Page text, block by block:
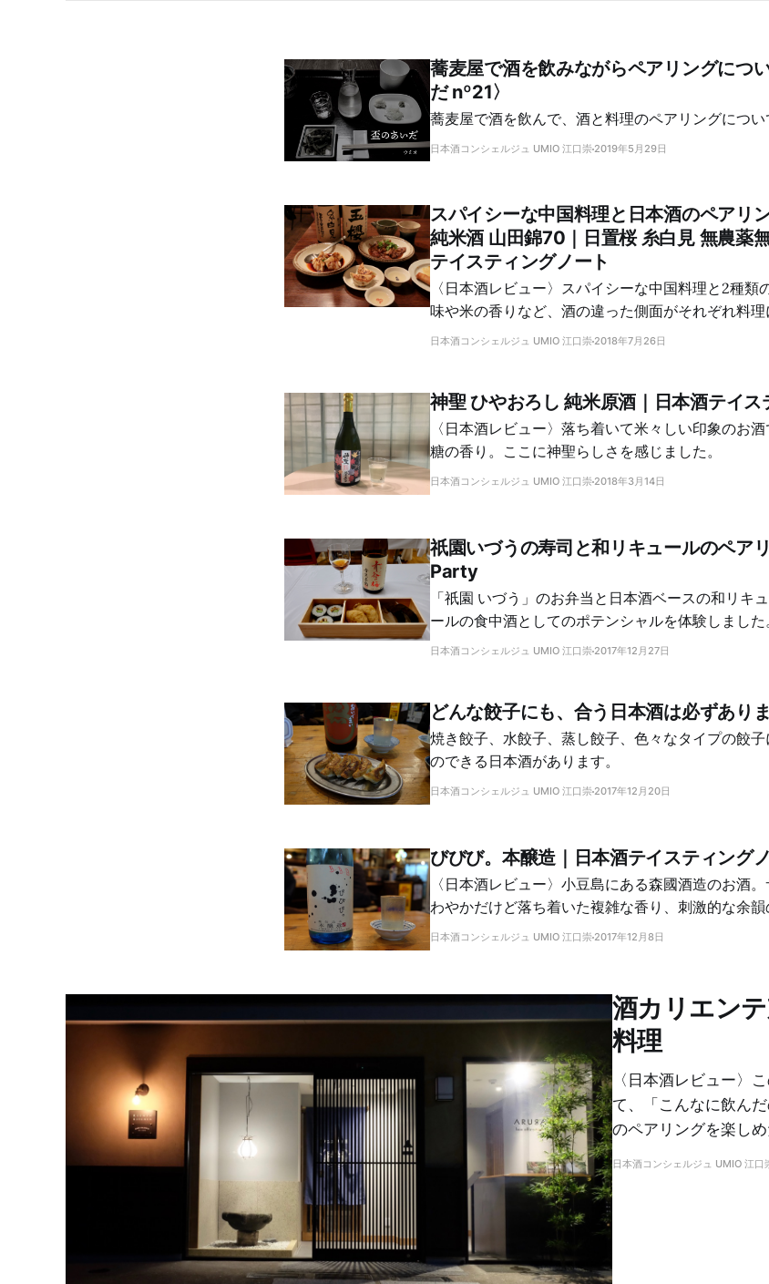
蕎麦屋で酒を飲みながらペアリングにつ
だ nº21〉
蕎麦屋で酒を飲んで、酒と料理のペアリングについ
日本酒コンシェルジュ UMIO 江口崇 2019年5月29日
スパイシーな中国料理と日本酒のペアリ
純米酒 山田錦70｜日置桜 糸白見 無農薬
テイスティングノート
〈日本酒レビュー〉スパイシーな中国料理と2種類
味や米の香りなど、酒の違った側面がそれぞれ料
た。
日本酒コンシェルジュ UMIO 江口崇 2018年7月26日
神聖 ひやおろし 純米原酒｜日本酒テイス
〈日本酒レビュー〉落ち着いて米々しい印象のお
糖の香り。ここに神聖らしさを感じました。
日本酒コンシェルジュ UMIO 江口崇 2018年3月14日
祇園いづうの寿司と和リキュールのペア
Party
「祇園 いづう」のお弁当と日本酒ベースの和リキ
ールの食中酒としてのポテンシャルを体験しました
日本酒コンシェルジュ UMIO 江口崇 2017年12月27日
どんな餃子にも、合う日本酒は必ずあり
焼き餃子、水餃子、蒸し餃子、色々なタイプの餃
のできる日本酒があります。
日本酒コンシェルジュ UMIO 江口崇 2017年12月20日
びびび。本醸造｜日本酒テイスティング
〈日本酒レビュー〉小豆島にある森國酒造のお酒
わやかだけど落ち着いた複雑な香り、刺激的な余
よく合いました。
日本酒コンシェルジュ UMIO 江口崇 2017年12月8日
酒カリエン
料理
〈日本酒レビュー〉
て、「こんなに飲ん
のペアリングを楽し
日本酒コンシェルジュ UMIO 江口